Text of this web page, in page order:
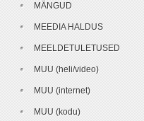
MÄNGUD
MEEDIA HALDUS
MEELDETULETUSED
MUU (heli/video)
MUU (internet)
MUU (kodu)